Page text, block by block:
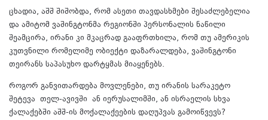
ცხადია, აშშ შიშობდა, რომ ასეთი თავდასხმები შესაძლებელია
და ამიტომ ვაშინგტონმა რეგიონში პერსონალის ნაწილი
შეამცირა, ირანი კი მკაცრად გააფრთხილა, რომ თუ ამერიკის
კუთვნილი რომელიმე ობიექტი დაზარალდება, ვაშინგტონი
თეირანს საპასუხო დარტყმას მიაყენებს.
როგორ განვითარდება მოვლენები, თუ ირანის სარაკეტო
შეტევა თელ-ავივში ან იერუსალიმში, ან ისრაელის სხვა
ქალაქებში აშშ-ის მოქალაქეების დაღუპვას გამოიწვევს?